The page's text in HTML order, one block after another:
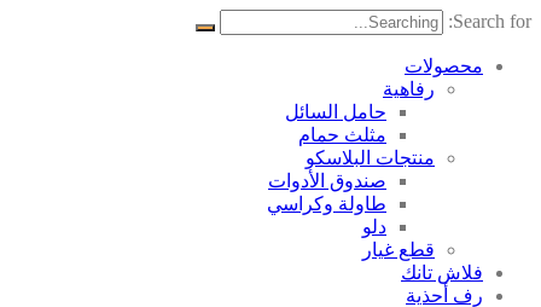
Search for:
محصولات
رفاهية
حامل السائل
مثلث حمام
منتجات البلاسکو
صندوق الأدوات
طاولة وكراسي
دلو
قطع غيار
فلاش تانك
رف أحذية